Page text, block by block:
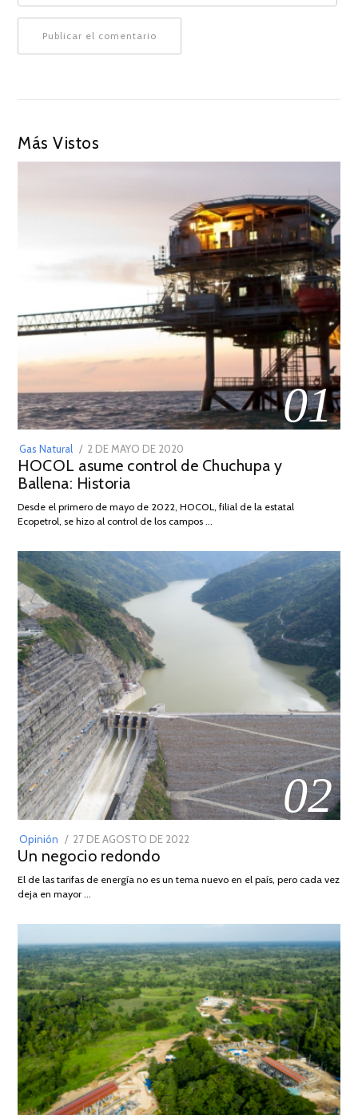
Más Vistos
01
Gas Natural
POSTED
ON
2 DE MAYO DE 2020
DE
2026
HOCOL asume control de Chuchupa y
Ballena: Historia
Desde el primero de mayo de 2022, HOCOL, filial de la estatal
Ecopetrol, se hizo al control de los campos …
02
Opinión
POSTED
ON
27 DE AGOSTO DE 2022
DE
Un negocio redondo
El de las tarifas de energía no es un tema nuevo en el país, pero cada vez
deja en mayor …